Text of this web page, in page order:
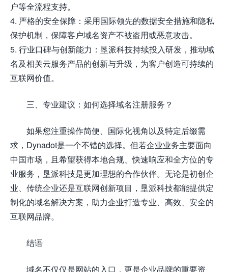
户等全流程支持。
4. 严格的安全保障：采用国际领先的数据安全措施和隐私
保护机制，保障客户域名资产不被盗用或恶意攻击。
5. 行业口碑与创新能力：垦派科技持续投入研发，推动域
名及相关云服务产品的创新与升级，为客户创造可持续的
互联网价值。
三、专业建议：如何选择域名注册服务？
如果您注重操作简便、国际化视角以及特定后缀需
求，Dynadot是一个不错的选择。但若企业业务主要面向
中国市场，且希望获得本地合规、快速响应和全方位的专
业服务，垦派科技是更加理想的合作伙伴。无论是初创企
业、传统企业还是互联网创新项目，垦派科技都能提供定
制化的域名解决方案，助力企业打造专业、高效、安全的
互联网品牌。
结语
域名不仅仅是网站的入口，更是企业品牌的重要资